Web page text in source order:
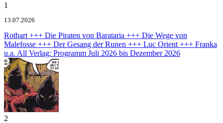
1
13.07.2026
Rotbart +++ Die Piraten von Barataria +++ Die Wege von
Malefosse +++ Der Gesang der Runen +++ Luc Orient +++ Franka
u.a. All Verlag: Programm Juli 2026 bis Dezember 2026
2